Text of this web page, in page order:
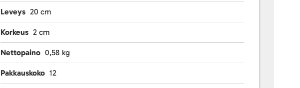
Leveys 20 cm
Korkeus 2 cm
Nettopaino 0,58 kg
Pakkauskoko 12